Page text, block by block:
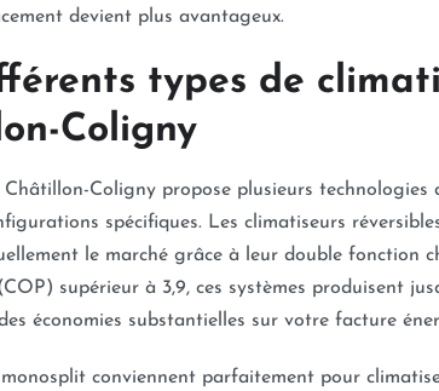
devient plus avantageux.
types de
Coligny
Châtillon-Coligny propose plusieurs
spécifiques. Les climatiseurs
le marché grâce à leur double fonction
supérieur à 3,9, ces systèmes produisent
économies substantielles sur votre facture
monosplit conviennent parfaitement pour